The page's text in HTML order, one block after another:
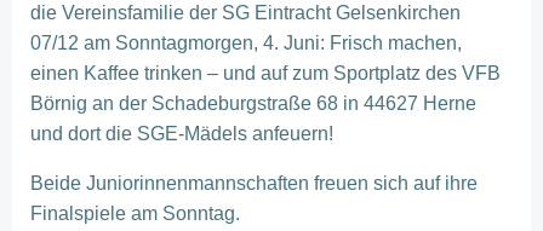
die Vereinsfamilie der SG Eintracht Gelsenkirchen
07/12 am Sonntagmorgen, 4. Juni: Frisch machen,
einen Kaffee trinken – und auf zum Sportplatz des VFB
Börnig an der Schadeburgstraße 68 in 44627 Herne
und dort die SGE-Mädels anfeuern!
Beide Juniorinnenmannschaften freuen sich auf ihre
Finalspiele am Sonntag.